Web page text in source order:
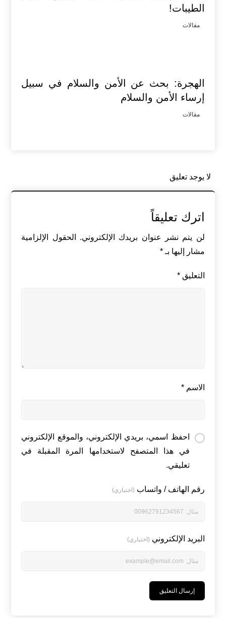
الطيبات!
مقالات
الهجرة: بحث عن الأمن والسلام في سبيل
إرساء الأمن والسلام
مقالات
لا يوجد تعليق
اترك تعليقاً
لن يتم نشر عنوان بريدك الإلكتروني.
الحقول الإلزامية
مشار إليها بـ*
التعليق*
الاسم*
احفظ اسمي، بريدي الإلكتروني، والموقع الإلكتروني
في هذا المتصفح لاستخدامها المرة المقبلة في
تعليقي.
رقم الهاتف / واتساب (اختياري)
البريد الإلكتروني (اختياري)